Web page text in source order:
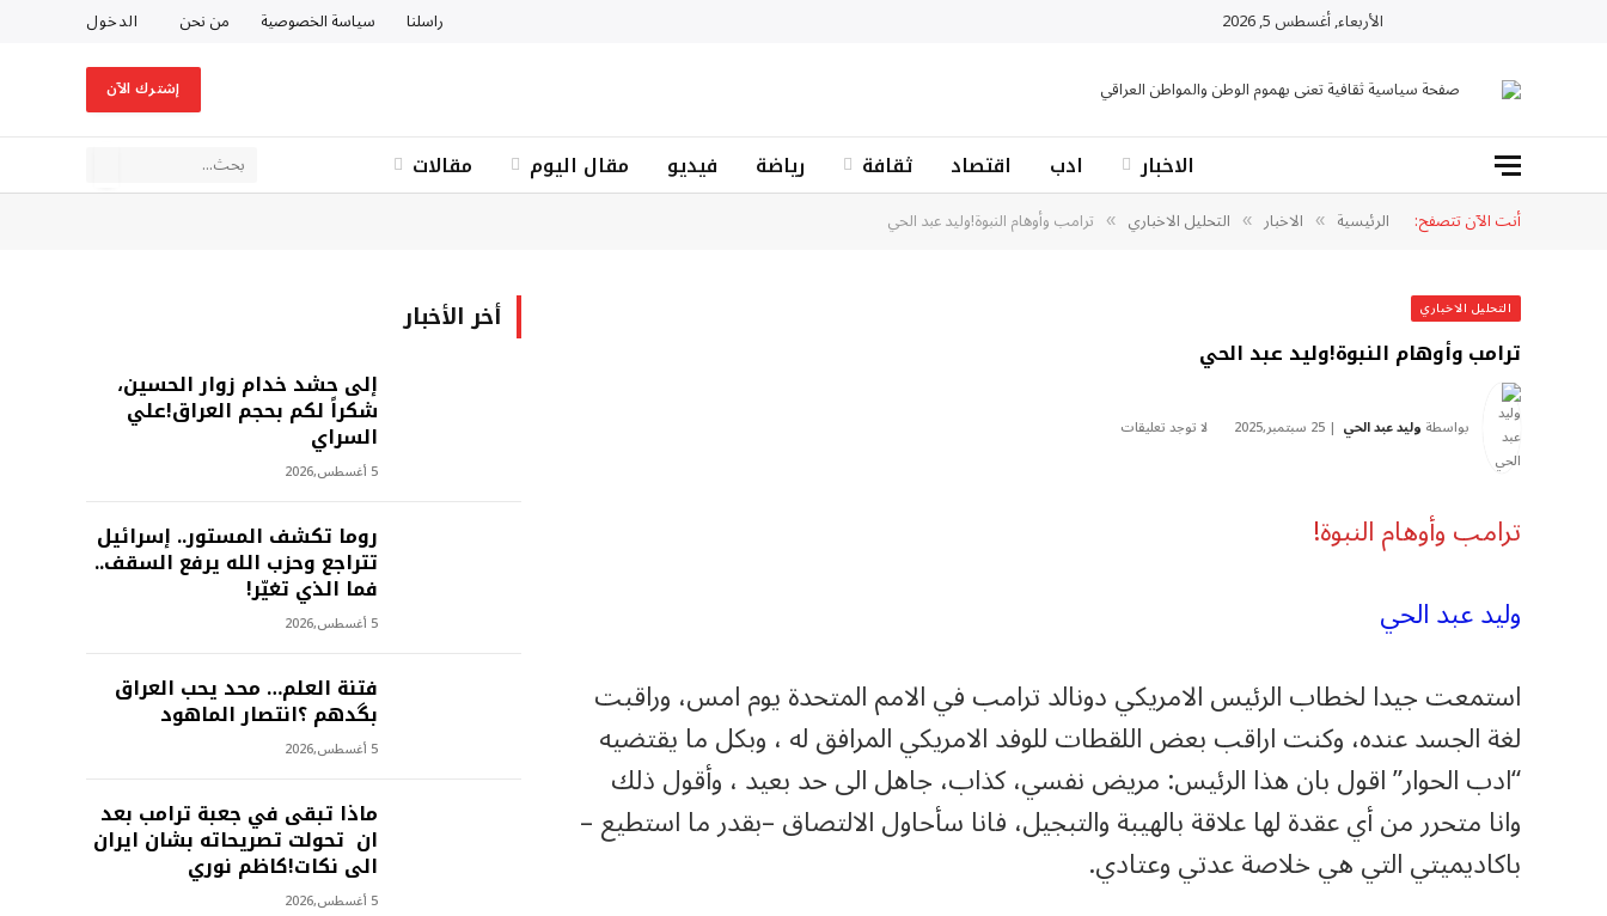
الأربعاء, أغسطس 5, 2026 راسلنا سياسة الخصوصية من نحن الدخول
صفحة سياسية ثقافية تعنى بهموم الوطن والمواطن العراقي إشترك الآن
الاخبار ادب اقتصاد ثقافة رياضة فيديو مقال اليوم مقالات
أنت الآن تتصفح: الرئيسية » الاخبار » التحليل الاخباري » ترامب وأوهام النبوة!وليد عبد الحي
التحليل الاخباري
ترامب وأوهام النبوة!وليد عبد الحي
بواسطة وليد عبد الحي 25 سبتمبر,2025 لا توجد تعليقات
ترامب وأوهام النبوة!
وليد عبد الحي
استمعت جيدا لخطاب الرئيس الامريكي دونالد ترامب في الامم المتحدة يوم امس، وراقبت
لغة الجسد عنده، وكنت اراقب بعض اللقطات للوفد الامريكي المرافق له ، وبكل ما يقتضيه
“ادب الحوار” اقول بان هذا الرئيس: مريض نفسي، كذاب، جاهل الى حد بعيد ، وأقول ذلك
وانا متحرر من أي عقدة لها علاقة بالهيبة والتبجيل، فانا سأحاول الالتصاق –بقدر ما استطيع –
باكاديميتي التي هي خلاصة عدتي وعتادي.
أخر الأخبار
إلى حشد خدام زوار الحسين،
شكراً لكم بحجم العراق!علي
السراي
5 أغسطس,2026
روما تكشف المستور.. إسرائيل
تتراجع وحزب الله يرفع السقف..
فما الذي تغيّر!
5 أغسطس,2026
فتنة العلم… محد يحب العراق
بگدهم ؟انتصار الماهود
5 أغسطس,2026
ماذا تبقى في جعبة ترامب بعد
ان تحولت تصريحاته بشان ايران
الى نكات!كاظم نوري
5 أغسطس,2026